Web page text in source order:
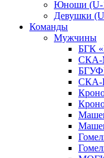
Юноши (U-
Девушки
Команды
Мужчины
БГК
СКА-